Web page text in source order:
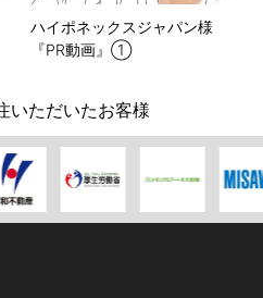
ハイポネックスジャパン様
『PR動画』①
いただいたお客様